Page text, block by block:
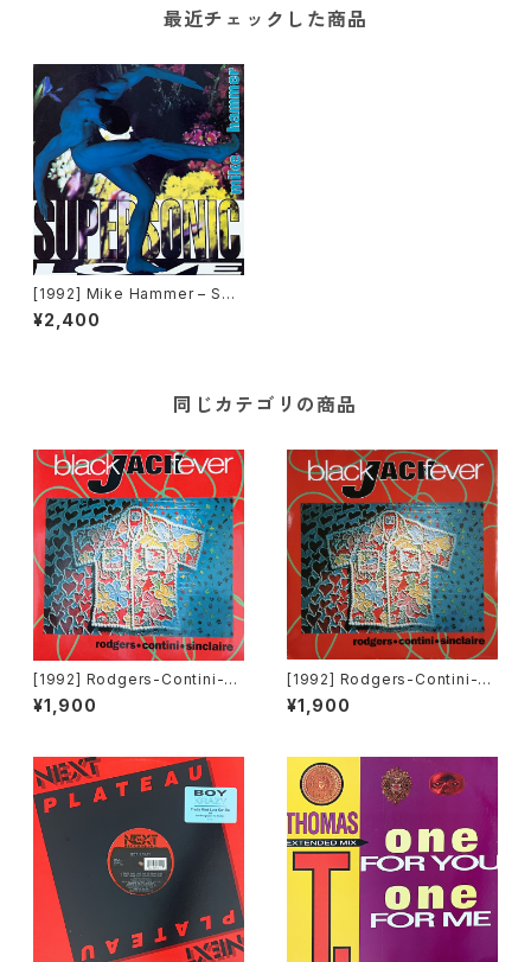
最近チェックした商品
[1992] Mike Hammer – Sup
ersonic Love [Time Recor
ds][TRD 1244]
¥2,400
同じカテゴリの商品
[1992] Rodgers-Contini-Si
nclaire – Black Jack Fever
[Double Rec.]
¥1,900
[1992] Rodgers-Contini-Si
nclaire – Black Jack Fever
[Double Rec.][在庫B]
¥1,900